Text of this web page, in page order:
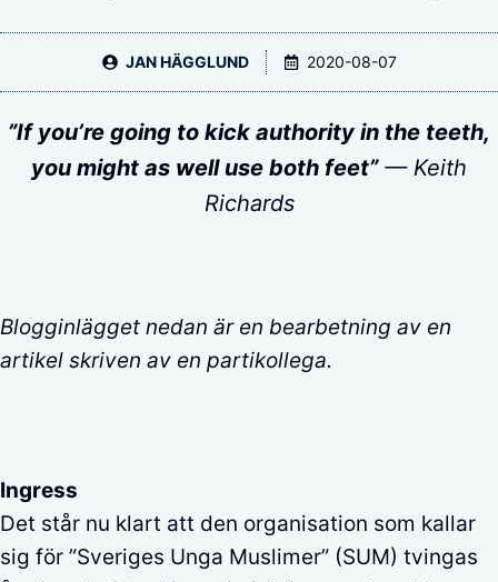
JAN HÄGGLUND 2020-08-07
”If you’re going to kick authority in the teeth,
you might as well use both feet”— Keith
Richards
Blogginlägget nedan är en bearbetning av en
artikel skriven av en partikollega.
Ingress
Det står nu klart att den organisation som kallar
sig för ”Sveriges Unga Muslimer” (SUM) tvingas